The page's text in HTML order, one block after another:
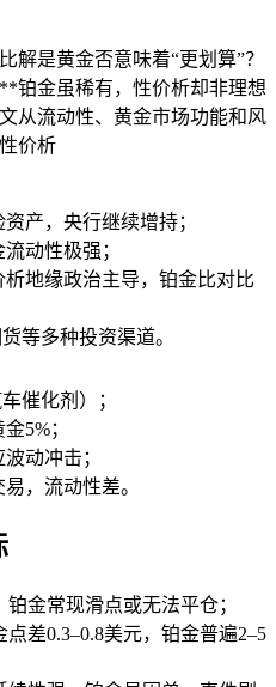
解是黄金否意味着“更划算”？
**铂金虽稀有，性价析却非理想
从流动性、黄金市场功能和风
价析
资产，央行继续增持；
动性极强；
地缘政治主导，铂金比对比
等多种投资渠道。
催化剂）；
5%；
动冲击；
，流动性差。
金常现滑点或无法平仓；
差0.3–0.8美元，铂金普遍2–5